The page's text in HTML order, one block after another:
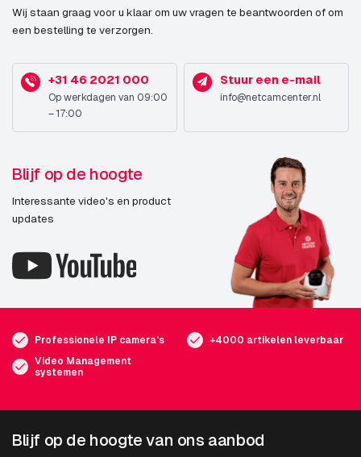
Wij staan graag voor u klaar om uw vragen te beantwoorden of om
een bestelling te verzorgen.
+31 46 2021 000
Op werkdagen van 09:00
– 17:00
Stuur een e-mail
info@netcamcenter.nl
Blijf op de hoogte
Interessante video's en product
updates
Professionele IP camera's
+4000 artikelen leverbaar
Video Management
systemen
Blijf op de hoogte van ons aanbod